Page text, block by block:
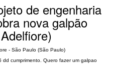
de engenharia
nova galpão
- São Paulo (São Paulo)
cumprimento. Quero fazer um galpao